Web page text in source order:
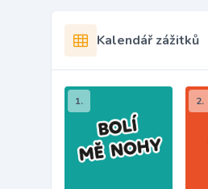
Kalendář zážitků
1. 2.